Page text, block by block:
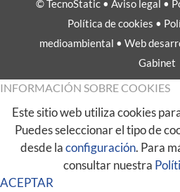
© TecnoStatic • Aviso legal •
Política de cookies •
medioambiental • Web
Gabinet
INFORMACIÓN SOBRE COOKIES
Este sitio web utiliza cookies
Puedes seleccionar el tipo de
desde laconfiguración. Para
consultar nuestra
ACEPTAR